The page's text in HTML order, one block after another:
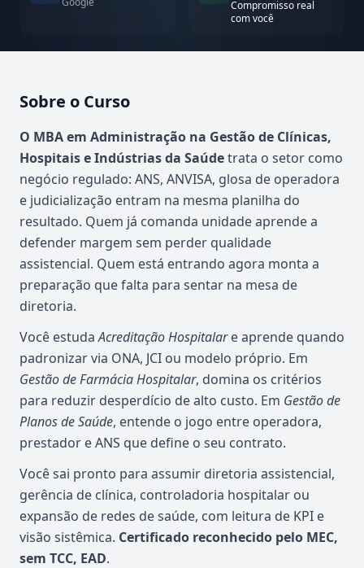
Compromisso real
com você
Sobre o Curso
Atualizado em abril de 2026
O MBA em Administração na Gestão de Clínicas,
Hospitais e Indústrias da Saúdetrata o setor como
negócio regulado: ANS, ANVISA, glosa de operadora
e judicialização entram na mesma planilha do
resultado. Quem já comanda unidade aprende a
defender margem sem perder qualidade
assistencial. Quem está entrando agora monta a
preparação que falta para sentar na mesa de
diretoria.
Você estudaAcreditação Hospitalare aprende quando
padronizar via ONA, JCI ou modelo próprio. Em
Gestão de Farmácia Hospitalar, domina os critérios
para reduzir desperdício de alto custo. Em Gestão de
Planos de Saúde, entende o jogo entre operadora,
prestador e ANS que define o seu contrato.
Você sai pronto para assumir diretoria assistencial,
gerência de clínica, controladoria hospitalar ou
expansão de redes de saúde, com leitura de KPI e
visão sistêmica. Certificado reconhecido pelo MEC,
sem TCC, EAD.